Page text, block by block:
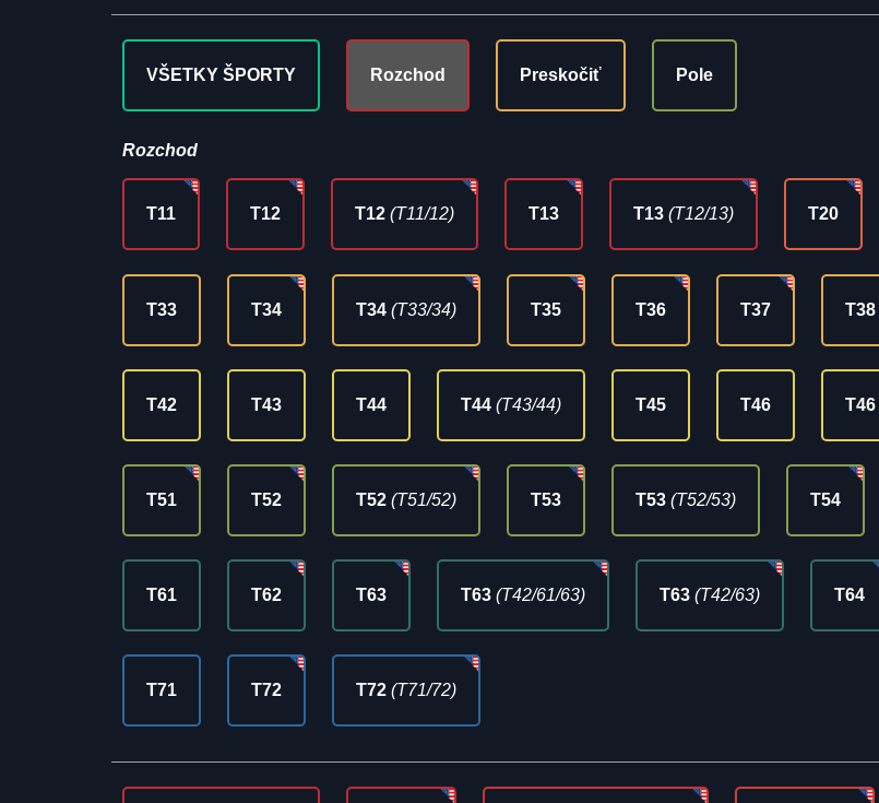
VŠETKY ŠPORTY Rozchod Preskočiť Pole
Rozchod
T11 T12 T12 (T11/12) T13 T13 (T12/13) T20
T33 T34 T34 (T33/34) T35 T36 T37 T38
T42 T43 T44 T44 (T43/44) T45 T46 T46
T51 T52 T52 (T51/52) T53 T53 (T52/53) T54
T61 T62 T63 T63 (T42/61/63) T63 (T42/63) T64
T71 T72 T72 (T71/72)